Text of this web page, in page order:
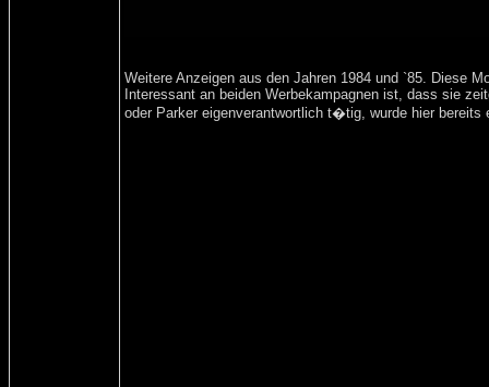
Weitere Anzeigen aus den Jahren 1984 und `85. Diese
Interessant an beiden Werbekampagnen ist, dass sie
oder Parker eigenverantwortlich t�tig, wurde hier bereits